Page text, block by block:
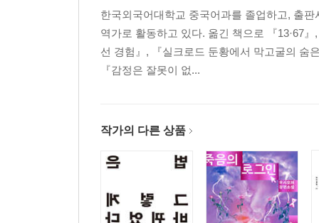
한국외국어대학교 중국어과를 졸업하고, 출
역가로 활동하고 있다. 옮긴 책으로 『13·67
선 경험』, 『실크로드 둔황에서 막고굴의 숨
『감정은 잘못이 없...
작가의 다른 상품